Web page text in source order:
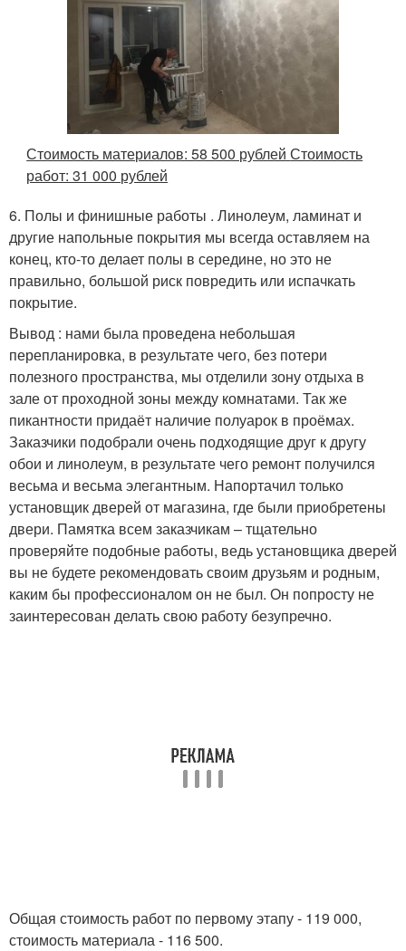
Стоимость материалов: 58 500 рублейСтоимость
работ: 31 000 рублей
6. Полы и финишные работы . Линолеум, ламинат и
другие напольные покрытия мы всегда оставляем на
конец, кто-то делает полы в середине, но это не
правильно, большой риск повредить или испачкать
покрытие.
Вывод : нами была проведена небольшая
перепланировка, в результате чего, без потери
полезного пространства, мы отделили зону отдыха в
зале от проходной зоны между комнатами. Так же
пикантности придаёт наличие полуарок в проёмах.
Заказчики подобрали очень подходящие друг к другу
обои и линолеум, в результате чего ремонт получился
весьма и весьма элегантным. Напортачил только
установщик дверей от магазина, где были приобретены
двери. Памятка всем заказчикам – тщательно
проверяйте подобные работы, ведь установщика дверей
вы не будете рекомендовать своим друзьям и родным,
каким бы профессионалом он не был. Он попросту не
заинтересован делать свою работу безупречно.
Общая стоимость работ по первому этапу - 119 000,
стоимость материала - 116 500.